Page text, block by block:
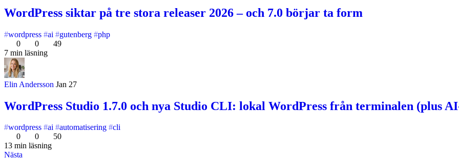
WordPress siktar på tre stora releaser 2026 – och 7.0 börjar ta form
wordpress ai gutenberg
php
0
0
49
7 min läsning
Elin Andersson Jan 27
WordPress Studio 1.7.0 och nya Studio CLI: lokal WordPress från terminalen (plus
wordpress ai automatisering
cli
0
0
50
13 min läsning
Nästa